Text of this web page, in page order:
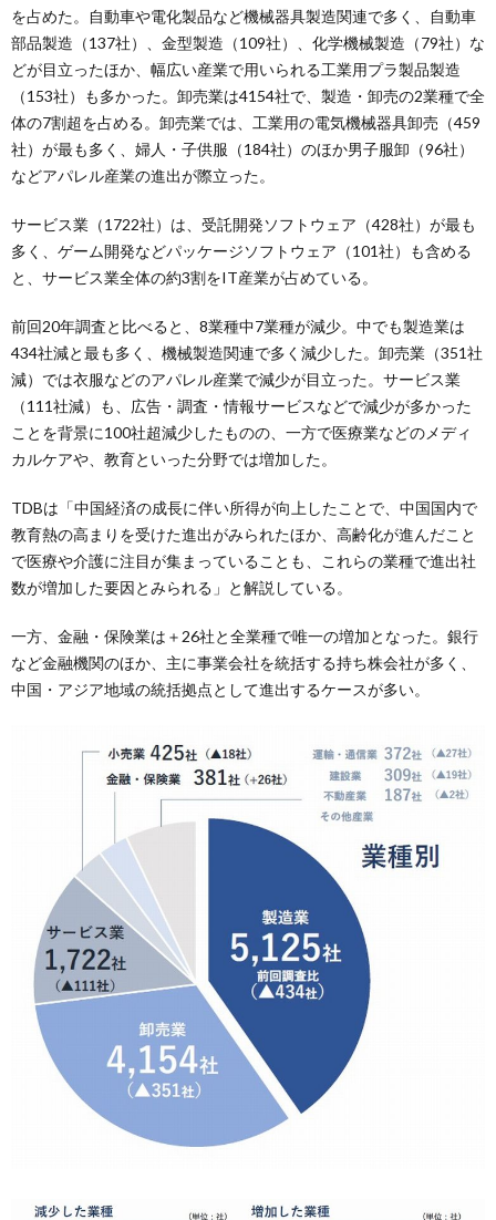
を占めた。自動車や電化製品など機械器具製造関連で多く、自動車
部品製造（137社）、金型製造（109社）、化学機械製造（79社）な
どが目立ったほか、幅広い産業で用いられる工業用プラ製品製造
（153社）も多かった。卸売業は4154社で、製造・卸売の2業種で全
体の7割超を占める。卸売業では、工業用の電気機械器具卸売（459
社）が最も多く、婦人・子供服（184社）のほか男子服卸（96社）
などアパレル産業の進出が際立った。
サービス業（1722社）は、受託開発ソフトウェア（428社）が最も
多く、ゲーム開発などパッケージソフトウェア（101社）も含める
と、サービス業全体の約3割をIT産業が占めている。
前回20年調査と比べると、8業種中7業種が減少。中でも製造業は
434社減と最も多く、機械製造関連で多く減少した。卸売業（351社
減）では衣服などのアパレル産業で減少が目立った。サービス業
（111社減）も、広告・調査・情報サービスなどで減少が多かった
ことを背景に100社超減少したものの、一方で医療業などのメディ
カルケアや、教育といった分野では増加した。
TDBは「中国経済の成長に伴い所得が向上したことで、中国国内で
教育熱の高まりを受けた進出がみられたほか、高齢化が進んだこと
で医療や介護に注目が集まっていることも、これらの業種で進出社
数が増加した要因とみられる」と解説している。
一方、金融・保険業は＋26社と全業種で唯一の増加となった。銀行
など金融機関のほか、主に事業会社を統括する持ち株会社が多く、
中国・アジア地域の統括拠点として進出するケースが多い。